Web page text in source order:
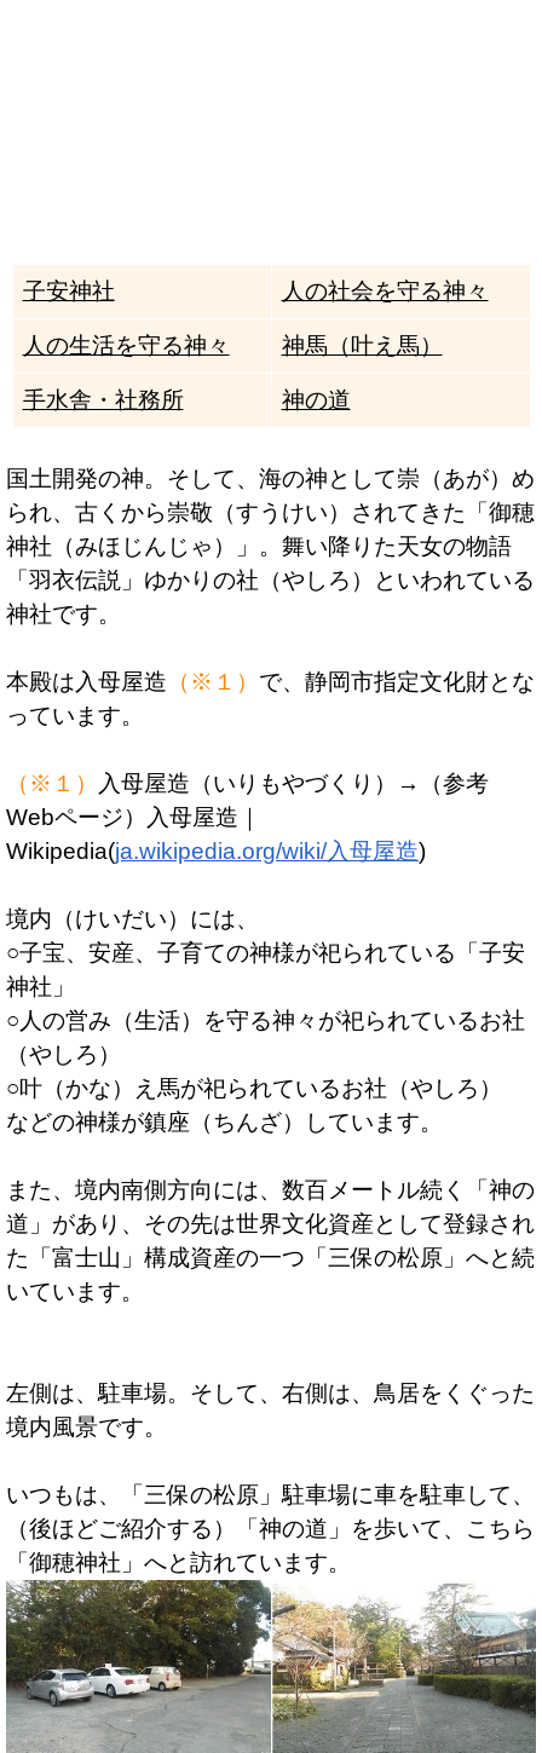
子安神社 人の社会を守る神々
人の生活を守る神々 神馬（叶え馬）
手水舎・社務所 神の道
国土開発の神。そして、海の神として崇（あが）め
られ、古くから崇敬（すうけい）されてきた「御穂
神社（みほじんじゃ）」。舞い降りた天女の物語
「羽衣伝説」ゆかりの社（やしろ）といわれている
神社です。
本殿は入母屋造 （※１） で、静岡市指定文化財とな
っています。
（※１）
入母屋造（いりもやづくり）→（参考
Webページ）入母屋造｜
Wikipedia(ja.wikipedia.org/wiki/入母屋造)
境内（けいだい）には、
○子宝、安産、子育ての神様が祀られている「子安
神社」
○人の営み（生活）を守る神々が祀られているお社
（やしろ）
○叶（かな）え馬が祀られているお社（やしろ）
などの神様が鎮座（ちんざ）しています。
また、境内南側方向には、数百メートル続く「神の
道」があり、その先は世界文化資産として登録され
た「富士山」構成資産の一つ「三保の松原」へと続
いています。
左側は、駐車場。そして、右側は、鳥居をくぐった
境内風景です。
いつもは、「三保の松原」駐車場に車を駐車して、
（後ほどご紹介する）「神の道」を歩いて、こちら
「御穂神社」へと訪れています。